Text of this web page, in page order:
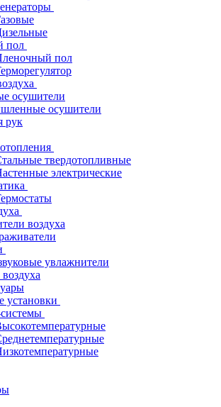
пол
пол
осушители
осушители
рук
твердотопливные
электрические
воздуха
увлажнители
установки